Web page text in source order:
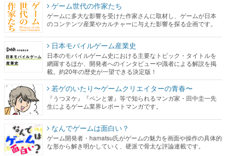
ゲーム世代の作家たち
ゲームに多大な影響を受けた作家さんに取材し、ゲームが日本
のコンテンツ産業やカルチャーに与えた影響を探る企画です。
日本モバイルゲーム産業史
日本のモバイルゲーム史における主要なトピック・タイトルを
網羅するほか、開発者へのインタビューや識者による解説を掲
載。約20年の歴史が一望できる決定版！
若ゲのいたり〜ゲームクリエイターの青春〜
『うつヌケ』『ペンと箸』等で知られるマンガ家・田中圭一先
生によるゲーム業界レポートマンガです。
なんでゲームは面白い？
ゲーム開発者・hamatsu氏がゲームの魅力を画面や操作の具体的
な形から解き明かしていく、硬派で骨太な評論連載です。